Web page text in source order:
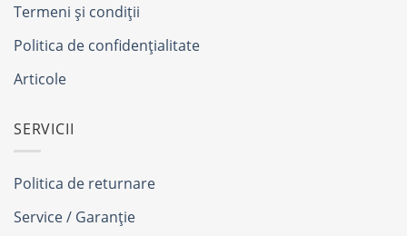
Termeni și condiții
Politica de confidențialitate
Articole
SERVICII
Politica de returnare
Service / Garanție